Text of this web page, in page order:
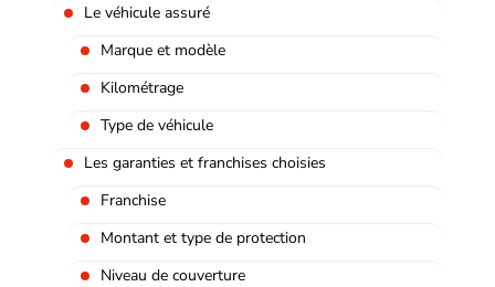
Le véhicule assuré
Marque et modèle
Kilométrage
Type de véhicule
Les garanties et franchises choisies
Franchise
Montant et type de protection
Niveau de couverture